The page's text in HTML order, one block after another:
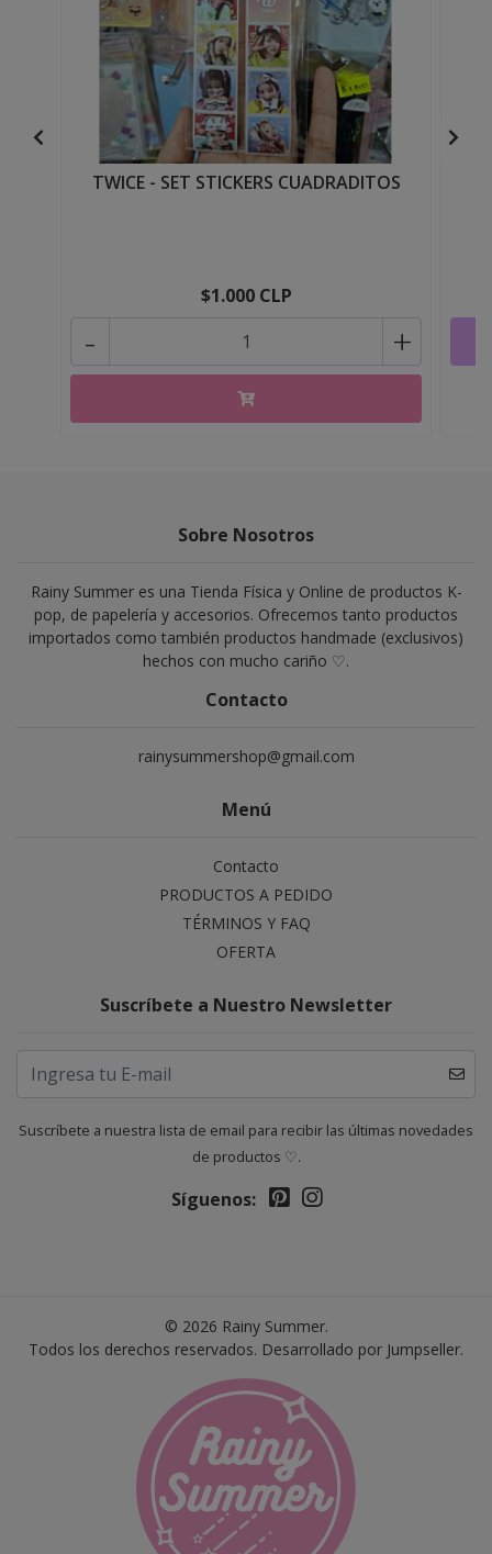
TWICE - SET STICKERS CUADRADITOS
$1.000 CLP
+
-
Sobre Nosotros
Rainy Summer es una Tienda Física y Online de productos K-
pop, de papelería y accesorios. Ofrecemos tanto productos
importados como también productos handmade (exclusivos)
hechos con mucho cariño ♡.
Contacto
rainysummershop@gmail.com
Menú
Contacto
PRODUCTOS A PEDIDO
TÉRMINOS Y FAQ
OFERTA
Suscríbete a Nuestro Newsletter
Suscríbete a nuestra lista de email para recibir las últimas novedades
de productos ♡.
Síguenos:
© 2026 Rainy Summer.
Todos los derechos reservados. Desarrollado por Jumpseller.